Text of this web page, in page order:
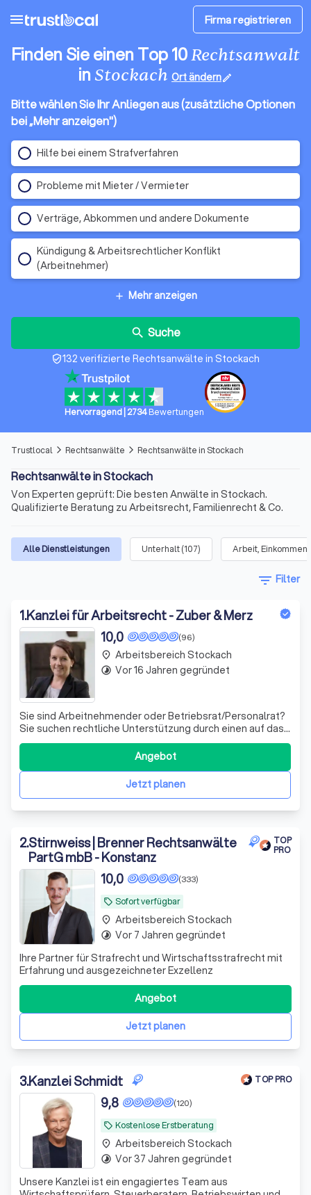
menu Firma registrieren
Finden Sie einen Top 10Rechtsanwalt
in Stockach Ort ändernedit
Bitte wählen Sie Ihr Anliegen aus (zusätzliche Optionen
bei „Mehr anzeigen")
Hilfe bei einem Strafverfahren
Probleme mit Mieter / Vermieter
Verträge, Abkommen und andere Dokumente
Kündigung & Arbeitsrechtlicher Konflikt
(Arbeitnehmer)
add Mehr anzeigen
search Suche
verified_user132 verifizierte Rechtsanwälte in Stockach
Hervorragend 2734Bewertungen
Trustlocal arrow_forward_ios Rechtsanwälte arrow_forward_ios Rechtsanwälte in Stockach
Rechtsanwälte in Stockach
Von Experten geprüft: Die besten Anwälte in Stockach.
Qualifizierte Beratung zu Arbeitsrecht, Familienrecht & Co.
Alle Dienstleistungen Unterhalt(107) Arbeit, Einkommen
filter_list Filter
1.Kanzlei für Arbeitsrecht - Zuber & Merz
(96)
10,0
Sie sind Arbeitnehmender oder Betriebsrat/Personalrat?
Sie suchen rechtliche Unterstützung durch einen auf das
Arbeitsrecht spezialisierten Anwalt? Sie suchen einen
Anwalt, der sich auf die Vertretung von Arbeitnehmenden
und Betriebsräten spezialisiert hat und sich damit in
seinem Fachgebiet auskennJetzt planen
Angebot
place Arbeitsbereich Stockach
timelapse Vor 16 Jahren gegründet
2.Stirnweiss | Brenner Rechtsanwälte
PartG mbB - Konstanz
TOP
PRO
local_offer Sofort verfügbar
(333)
10,0
Ihre Partner für Strafrecht und Wirtschaftsstrafrecht mit
Erfahrung und ausgezeichneter Exzellenz
Jetzt planen
Angebot
place Arbeitsbereich Stockach
timelapse Vor 7 Jahren gegründet
3.Kanzlei Schmidt TOP PRO
local_offer Kostenlose Erstberatung
(120)
9,8
Unsere Kanzlei ist ein engagiertes Team aus
place Arbeitsbereich Stockach
timelapse Vor 37 Jahren gegründet